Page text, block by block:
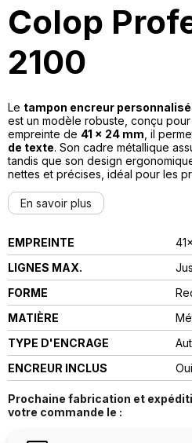
Colop
2100
Le tampon encreur
est un modèle robuste, conçu
empreinte de 41 x 24 mm , il
de texte. Son cadre métallique
tandis que son design
nettes et précises, idéal pour les
En savoir plus
EMPREINTE
LIGNES MAX.
FORME
MATIÈRE
TYPE D'ENCRAGE
ENCREUR INCLUS
Oui
Prochaine fabrication et
votre commande le :